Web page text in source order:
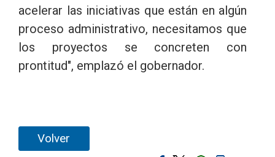
acelerar las iniciativas que están en algún
proceso administrativo, necesitamos que
los proyectos se concreten con
prontitud", emplazó el gobernador.
Volver